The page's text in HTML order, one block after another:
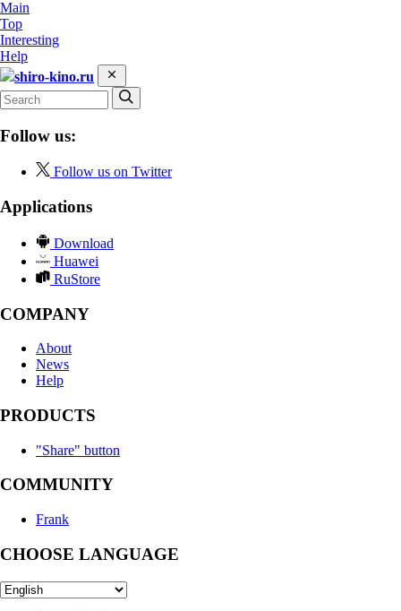
Main
Top
Interesting
Help
shiro-kino.ru
Follow us:
Follow us on Twitter
Applications
Download
Huawei
RuStore
COMPANY
About
News
Help
PRODUCTS
"Share" button
COMMUNITY
Frank
CHOOSE LANGUAGE